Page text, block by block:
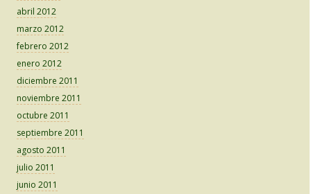
abril 2012
marzo 2012
febrero 2012
enero 2012
diciembre 2011
noviembre 2011
octubre 2011
septiembre 2011
agosto 2011
julio 2011
junio 2011